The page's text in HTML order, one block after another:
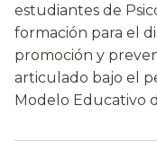
estudiantes de
formación para el
promoción y
articulado bajo el
Modelo Educativo